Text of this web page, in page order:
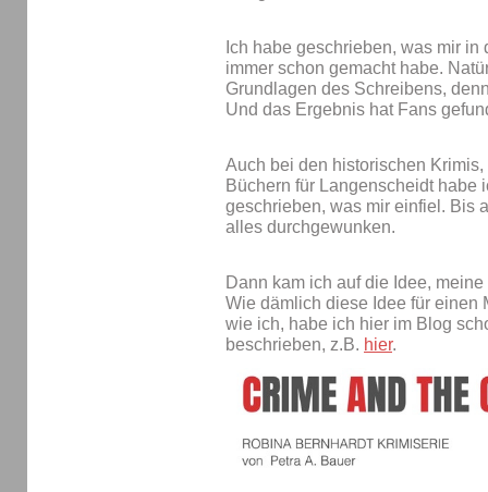
Ich habe geschrieben, was mir
immer schon gemacht habe.
Grundlagen des Schreibens,
Und das Ergebnis hat Fans
Auch bei den historischen
Büchern für Langenscheidt habe
geschrieben, was mir einfiel. Bis
alles durchgewunken.
Dann kam ich auf die Idee,
Wie dämlich diese Idee für einen
wie ich, habe ich hier im Blog
beschrieben, z.B. hier.